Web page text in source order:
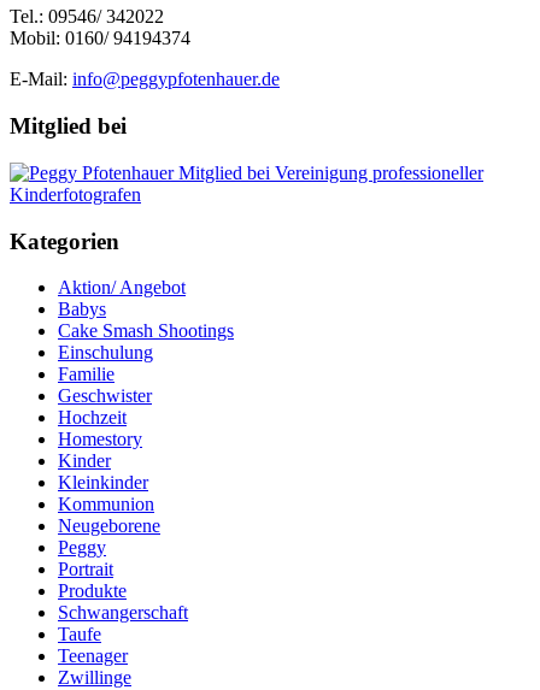
Tel.: 09546/ 342022
Mobil: 0160/ 94194374
E-Mail: info@peggypfotenhauer.de
Mitglied bei
Kategorien
Aktion/ Angebot
Babys
Cake Smash Shootings
Einschulung
Familie
Geschwister
Hochzeit
Homestory
Kinder
Kleinkinder
Kommunion
Neugeborene
Peggy
Portrait
Produkte
Schwangerschaft
Taufe
Teenager
Zwillinge